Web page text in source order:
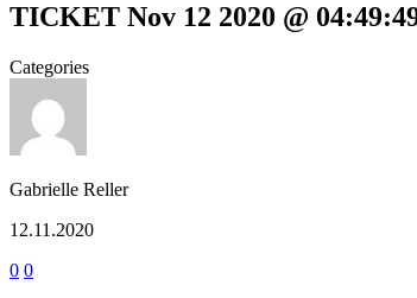
TICKET Nov 12 2020 @
Categories
Gabrielle Reller
12.11.2020
0 0